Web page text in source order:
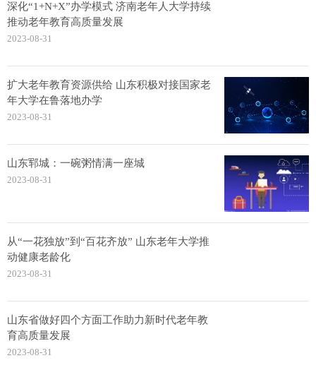
深化“1+N+X”办学模式 济南老年人大学持续
推动老年教育高质量发展
2023-08-31
扩大老年教育资源供给 山东积极对接国家老
年大学在鲁落地办学
2023-08-31
山东郓城：一碗粥情满一座城
2023-08-31
从“一花独放”到“百花齐放” 山东老年大学推
动健康老龄化
2023-08-31
山东省做好四个方面工作助力新时代老年教
育高质量发展
2023-08-31